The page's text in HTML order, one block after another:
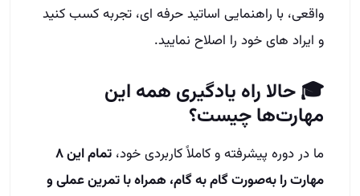
واقعی، با راهنمایی اساتید حرفه‌ ای، تجربه کسب کنید
و ایراد های خود را اصلاح نمایید.
🎓 حالا راه یادگیری همه این
مهارت‌ها چیست؟
ما در دوره پیشرفته و کاملاً کاربردی خود،
تمام این ۸
مهارت را به‌صورت گام‌ به‌ گام، همراه با تمرین عملی و